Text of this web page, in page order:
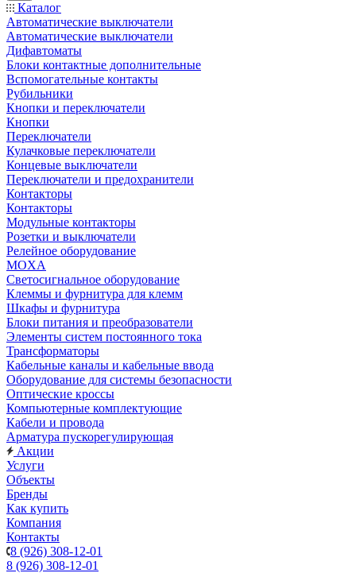
Каталог
Автоматические выключатели
Автоматические выключатели
Дифавтоматы
Блоки контактные дополнительные
Вспомогательные контакты
Рубильники
Кнопки и переключатели
Кнопки
Переключатели
Кулачковые переключатели
Концевые выключатели
Переключатели и предохранители
Контакторы
Контакторы
Модульные контакторы
Розетки и выключатели
Релейное оборудование
MOXA
Светосигнальное оборудование
Клеммы и фурнитура для клемм
Шкафы и фурнитура
Блоки питания и преобразователи
Элементы систем постоянного тока
Трансформаторы
Кабельные каналы и кабельные ввода
Оборудование для системы безопасности
Оптические кроссы
Компьютерные комплектующие
Кабели и провода
Арматура пускорегулирующая
Акции
Услуги
Объекты
Бренды
Как купить
Компания
Контакты
8 (926) 308-12-01
8 (926) 308-12-01